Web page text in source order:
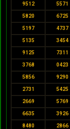
9512 5571
5820 6725
5197 4737
5135 3454
9125 7311
3768 0423
5856 9290
2731 5425
2669 5769
6635 3926
8480 2866